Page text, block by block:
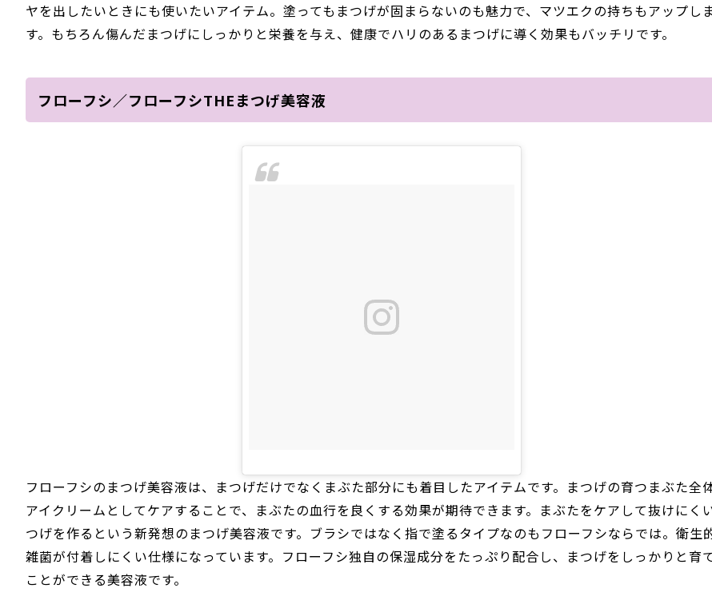
ヤを出したいときにも使いたいアイテム。塗ってもまつげが固まらないのも魅力で、マツエクの持ちもアップし
す。もちろん傷んだまつげにしっかりと栄養を与え、健康でハリのあるまつげに導く効果もバッチリです。
フローフシ／フローフシTHEまつげ美容液
フローフシのまつげ美容液は、まつげだけでなくまぶた部分にも着目したアイテムです。まつげの育つまぶた全
アイクリームとしてケアすることで、まぶたの血行を良くする効果が期待できます。まぶたをケアして抜けにく
つげを作るという新発想のまつげ美容液です。ブラシではなく指で塗るタイプなのもフローフシならでは。衛生
雑菌が付着しにくい仕様になっています。フローフシ独自の保湿成分をたっぷり配合し、まつげをしっかりと育
ことができる美容液です。